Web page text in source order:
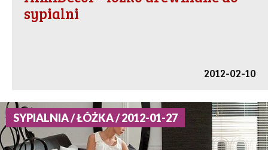
sypialni
2012-02-10
SYPIALNIA / ŁÓŻKA / 2012-01-27